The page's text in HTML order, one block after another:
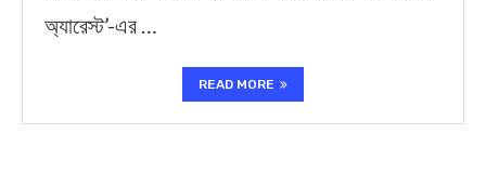
অ্যারেস্ট’-এর …
READ MORE